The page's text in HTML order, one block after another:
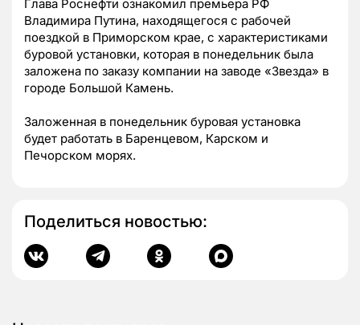
Глава Роснефти ознакомил премьера РФ
Владимира Путина, находящегося с рабочей
поездкой в Приморском крае, с характеристиками
буровой установки, которая в понедельник была
заложена по заказу компании на заводе «Звезда» в
городе Большой Камень.
Заложенная в понедельник буровая установка
будет работать в Баренцевом, Карском и
Печорском морях.
Поделиться новостью: